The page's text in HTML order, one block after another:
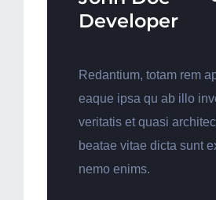
Developer
Redantium, totam rem
eaque ipsa qu ab illo
veritatis et quasi
beatae vitae dicta sunt
nemo enims.